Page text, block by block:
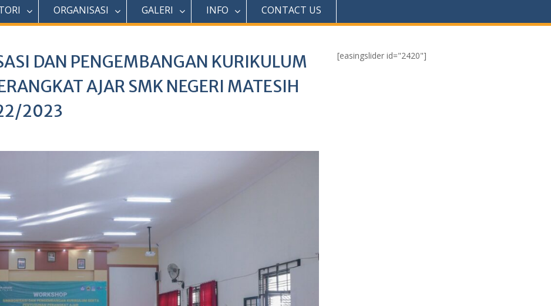
ORGANISASI GALERI INFO CONTACT US
DAN PENGEMBANGAN KURIKULUM
AJAR SMK NEGERI MATESIH
2023
[easingslider id="2420"]